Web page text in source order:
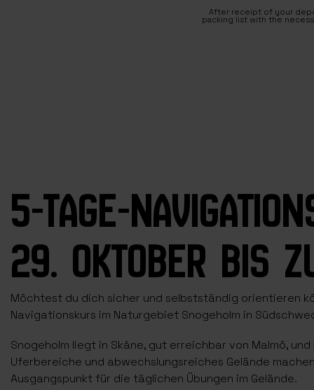
After receipt of your
packing list with the
5-TAGE-
29. OKTOBER BIS
Möchtest du dich sicher und selbstständig orientieren
Navigationskurs im Naturgebiet Snogeholm in
Snogeholm liegt in Skåne, gut erreichbar von Malmö,
Uferbereiche und abwechslungsreiches Gelände
Ausgangspunkt für die täglichen Übungen im Gelände.